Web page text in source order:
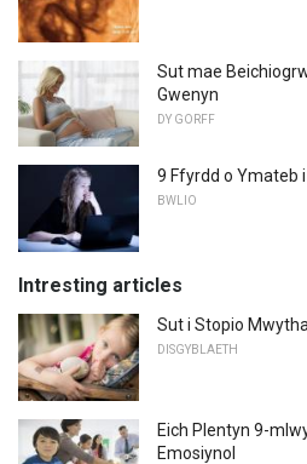
Sut mae
Gwenyn
DY GORFF
9 Ffyrdd o Ymateb
BWLIO
Intresting articles
Sut i Stopio
DISGYBLAETH
Eich Plentyn 9-
Emosiynol